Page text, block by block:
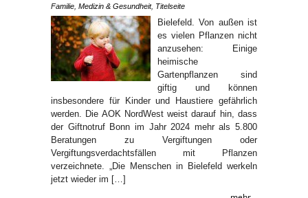
Familie Medizin & Gesundheit, Titelseite
Bielefeld. Von außen ist
es vielen Pflanzen nicht
anzusehen: Einige
heimische
Gartenpflanzen sind
giftig und können
insbesondere für Kinder und Haustiere gefährlich
werden. Die AOK NordWest weist darauf hin, dass
der Giftnotruf Bonn im Jahr 2024 mehr als 5.800
Beratungen zu Vergiftungen oder
Vergiftungsverdachtsfällen mit Pflanzen
verzeichnete. „Die Menschen in Bielefeld werkeln
jetzt wieder im […]